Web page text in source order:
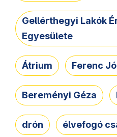
Gellérthegyi Lakók
Egyesülete
Átrium Ferenc
Bereményi Géza
drón élvefogó